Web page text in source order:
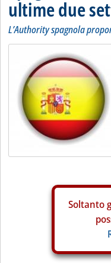
ultime due
L’Authority spagnola
Soltanto